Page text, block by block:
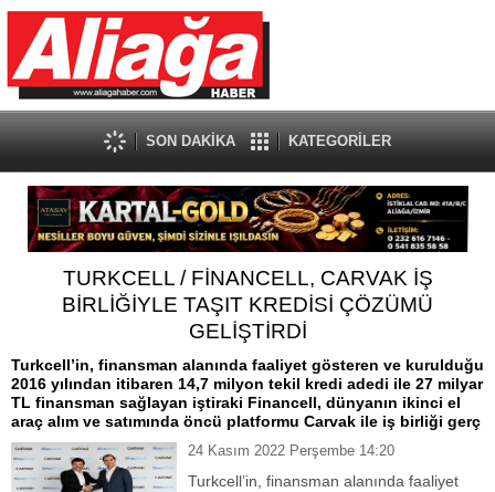
SON DAKİKA KATEGORİLER
TURKCELL / FİNANCELL, CARVAK İŞ
BİRLİĞİYLE TAŞIT KREDİSİ ÇÖZÜMÜ
GELİŞTİRDİ
Turkcell’in, finansman alanında faaliyet gösteren ve kurulduğu
2016 yılından itibaren 14,7 milyon tekil kredi adedi ile 27 milyar
TL finansman sağlayan iştiraki Financell, dünyanın ikinci el
araç alım ve satımında öncü platformu Carvak ile iş birliği gerç
24 Kasım 2022 Perşembe 14:20
Turkcell’in, finansman alanında faaliyet